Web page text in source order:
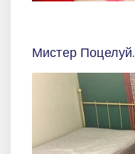
Мистер Поцелуй.